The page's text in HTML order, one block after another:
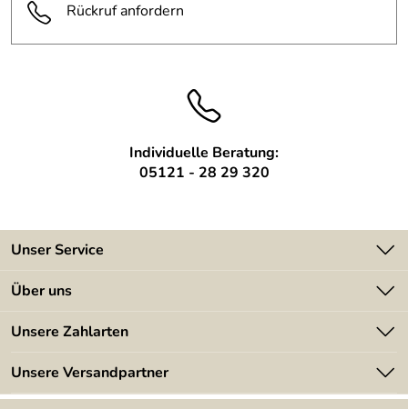
Rückruf anfordern
Individuelle Beratung:
05121 - 28 29 320
Unser Service
Kontakt
Kundeninformationen
Newsletter
Lieferbedingungen
Über uns
Angebote
Kundenbewertungen (394)
4,9/5
Unsere Zahlarten
Unsere Versandpartner